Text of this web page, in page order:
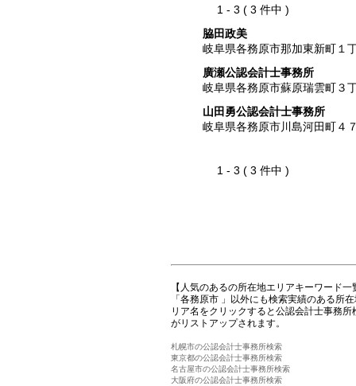
1 - 3 ( 3 件中 )
脇田政美
岐阜県各務原市那加東新町１
廣瀬公認会計士事務所
岐阜県各務原市蘇原瑞雲町３
山田勇公認会計士事務所
岐阜県各務原市川島河田町４
1 - 3 ( 3 件中 )
【人気のあるの所在地エリアキーワード一
「各務原市 」以外にも検索実績のある所
リア名をクリックすると公認会計士事務
がリストアップされます。
札幌市の公認会計士事務所検索
東京都の公認会計士事務所検索
名古屋市の公認会計士事務所検索
大阪府の公認会計士事務所検索